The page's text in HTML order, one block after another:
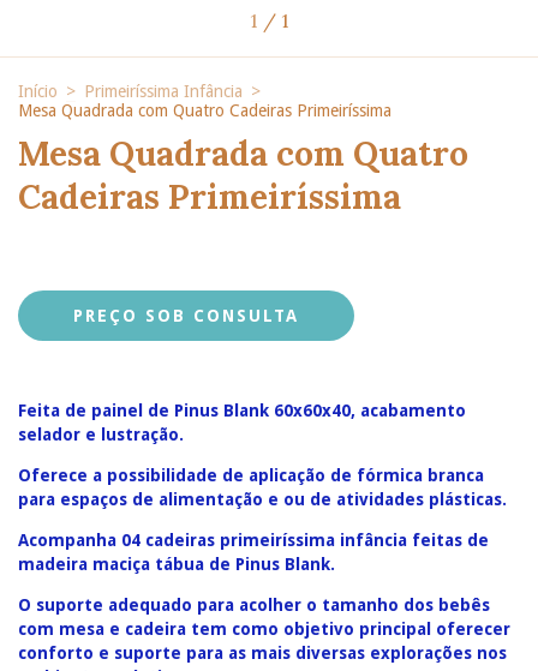
1 / 1
Início > Primeiríssima Infância >
Mesa Quadrada com Quatro Cadeiras Primeiríssima
Mesa Quadrada com Quatro
Cadeiras Primeiríssima
Feita de painel de Pinus Blank 60x60x40, acabamento
selador e lustração.
Oferece a possibilidade de aplicação de fórmica branca
para espaços de alimentação e ou de atividades plásticas.
Acompanha 04 cadeiras primeiríssima infância feitas de
madeira maciça tábua de Pinus Blank.
O suporte adequado para acolher o tamanho dos bebês
com mesa e cadeira tem como objetivo principal oferecer
conforto e suporte para as mais diversas explorações nos